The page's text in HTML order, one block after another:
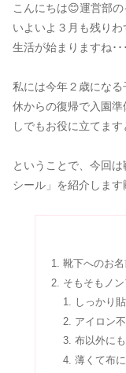
こんにちは😊運営部
いよいよ３月も残り
生活が始まりますね･･
私には今年２歳にな
休からの復帰で入園
しでもお役に立てま
ということで、今回
シール」を紹介します
靴下へのお
そもそもノ
しっかり
アイロン
布以外に
薄くて布